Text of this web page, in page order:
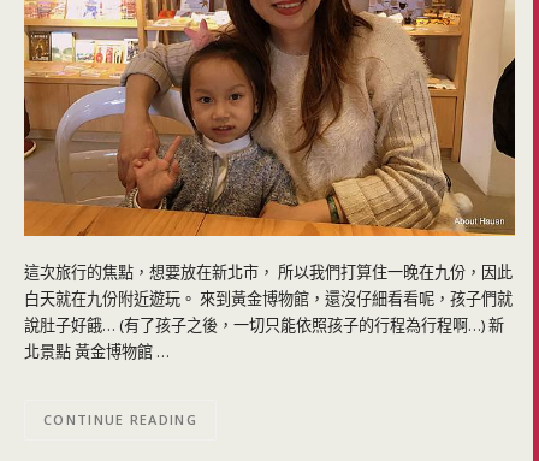
這次旅行的焦點，想要放在新北市， 所以我們打算住一晚在九份，因此
白天就在九份附近遊玩。 來到黃金博物館，還沒仔細看看呢，孩子們就
說肚子好餓… (有了孩子之後，一切只能依照孩子的行程為行程啊…) 新
北景點 黃金博物館 …
CONTINUE READING